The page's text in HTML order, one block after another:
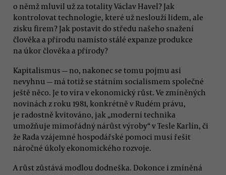
o němž mluvil už za totality Václav Havel? Jak
kontrolovat technologie, které už neslouží lidem, ale
zisku firem? Jak postavit do středu našeho snažení
člověka a přírodu namísto stálé expanze produkce
na úkor člověka a přírody?
Kapitalismus — no, nakonec se tomu pojmu asi
nevyhnu — má totiž se státním socialismem společné
ještě něco. Je to víra v ekonomický růst. Ve zmíněných
novinách z roku 1981, konkrétně v Rudém právu,
je radostně kvitováno, jak „moderní technika
umožňuje mimořádný nárůst výroby“ v Tesle Karlín, či
že Rada vzájemné hospodářské pomoci musí řešit
náročné úkoly ekonomického rozvoje.
A růst zůstává modlou dodneška. Dokonce i zmíněná